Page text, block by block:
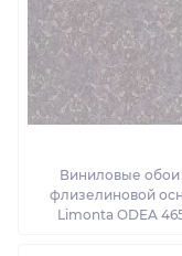
Виниловые обои
флизелиновой
Limonta ODEA